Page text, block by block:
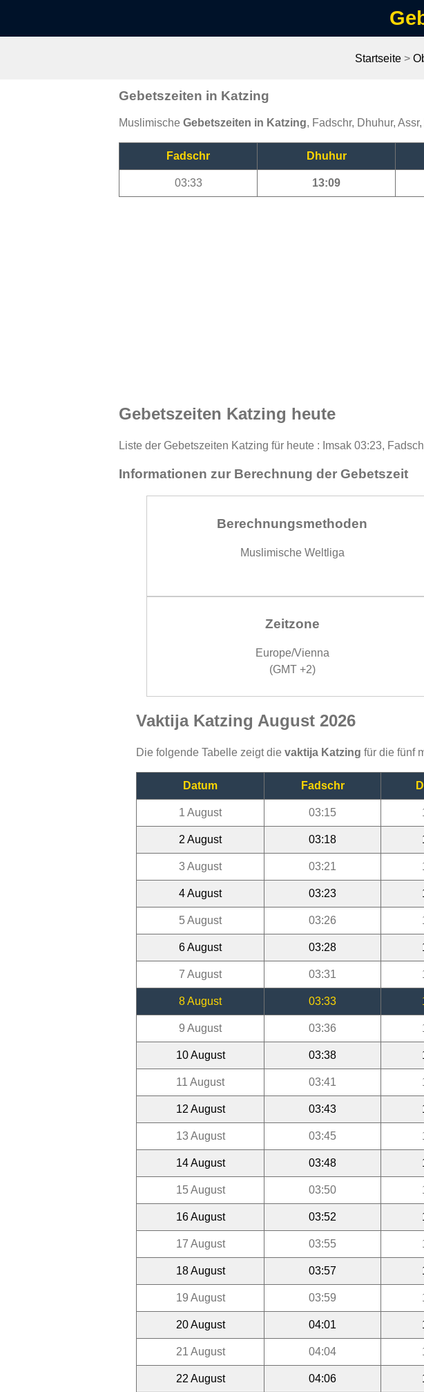
Startseite >
Gebetszeiten in Katzing
Muslimische Gebetszeiten in Katzing, Fadschr, Dhuhur,
Fadschr Dhuhur
03:33 13:09
Gebetszeiten Katzing heute
Liste der Gebetszeiten Katzing für heute : Imsak 03:23,
Informationen zur Berechnung der Gebetszeit
Berechnungsmethoden
Muslimische Weltliga
Zeitzone
Europe/Vienna
(GMT +2)
Vaktija Katzing August 2026
Die folgende Tabelle zeigt die vaktija Katzing für die fünf
Datum Fadschr
1 August 03:15
2 August 03:18
3 August 03:21
4 August 03:23
5 August 03:26
6 August 03:28
7 August 03:31
8 August 03:33
9 August 03:36
10 August 03:38
11 August 03:41
12 August 03:43
13 August 03:45
14 August 03:48
15 August 03:50
16 August 03:52
17 August 03:55
18 August 03:57
19 August 03:59
20 August 04:01
21 August 04:04
22 August 04:06